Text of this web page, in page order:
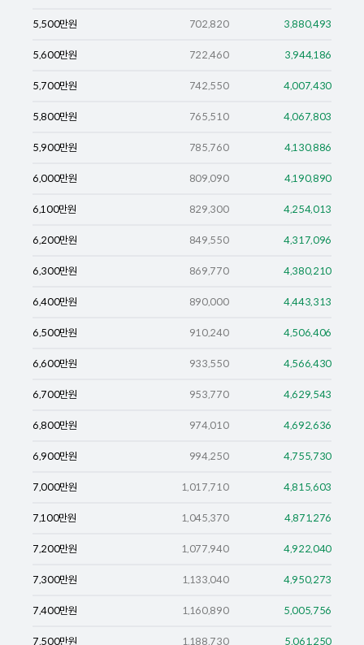
5,500만원 702,820 3,880,493
5,600만원 722,460 3,944,186
5,700만원 742,550 4,007,430
5,800만원 765,510 4,067,803
5,900만원 785,760 4,130,886
6,000만원 809,090 4,190,890
6,100만원 829,300 4,254,013
6,200만원 849,550 4,317,096
6,300만원 869,770 4,380,210
6,400만원 890,000 4,443,313
6,500만원 910,240 4,506,406
6,600만원 933,550 4,566,430
6,700만원 953,770 4,629,543
6,800만원 974,010 4,692,636
6,900만원 994,250 4,755,730
7,000만원 1,017,710 4,815,603
7,100만원 1,045,370 4,871,276
7,200만원 1,077,940 4,922,040
7,300만원 1,133,040 4,950,273
7,400만원 1,160,890 5,005,756
7,500만원 1,188,730 5,061,250